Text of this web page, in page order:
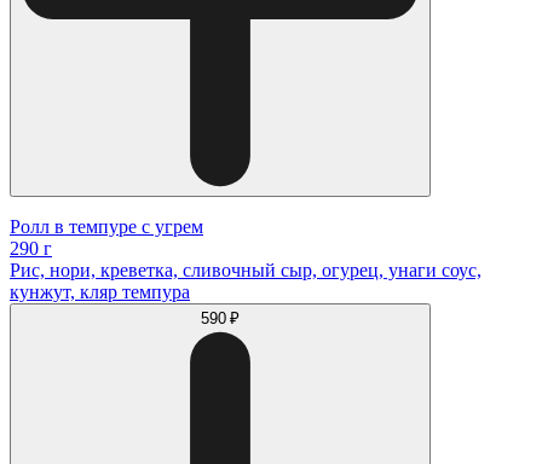
Ролл в темпуре с угрем
290 г
Рис, нори, креветка, сливочный сыр, огурец, унаги соус,
кунжут, кляр темпура
590 ₽